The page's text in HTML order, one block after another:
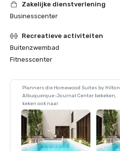
Zakelijke dienstverlening
Businesscenter
Recreatieve activiteiten
Buitenzwembad
Fitnesscenter
Planners die Homewood Suites by Hilton
Albuquerque-Journal Center bekeken,
keken ook naar